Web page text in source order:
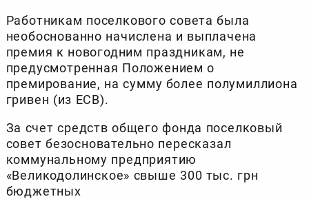
Работникам поселкового совета была
необоснованно начислена и выплачена
премия к новогодним праздникам, не
предусмотренная Положением о
премирование, на сумму более полумиллиона
гривен (из ЕСВ).
За счет средств общего фонда поселковый
совет безосновательно пересказал
коммунальному предприятию
«Великодолинское» свыше 300 тыс. грн
бюджетных